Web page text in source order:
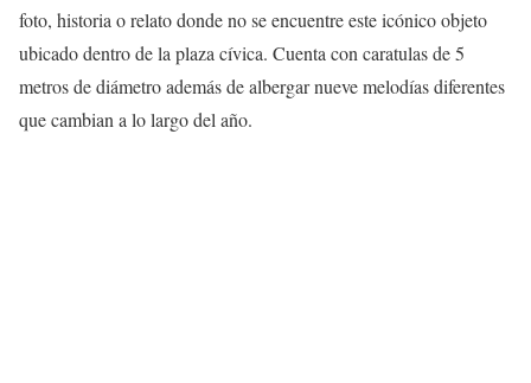
foto, historia o relato donde no se encuentre este icónico objeto
ubicado dentro de la plaza cívica. Cuenta con caratulas de 5
metros de diámetro además de albergar nueve melodías diferentes
que cambian a lo largo del año.